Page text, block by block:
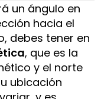
un ángulo en
hacia el
debes tener en
, que es la
y el norte
ubicación